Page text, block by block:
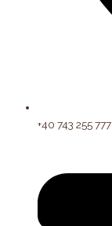
+40 743 255 777